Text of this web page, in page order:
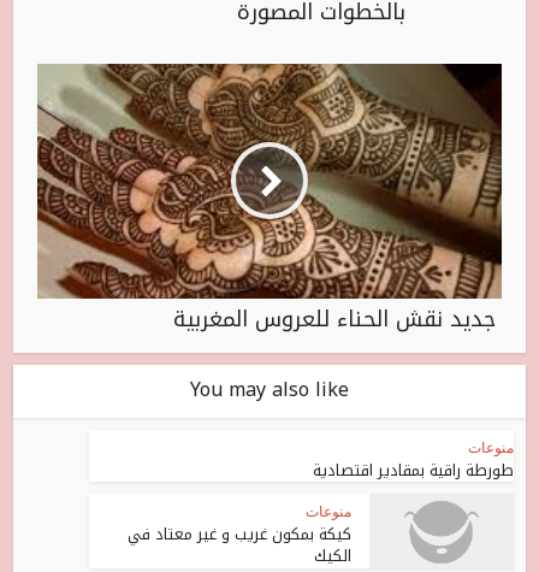
بالخطوات المصورة
جديد نقش الحناء للعروس المغربية
You may also like
منوعات
طورطة راقية بمقادير اقتصادية
منوعات
كيكة بمكون غريب و غير معتاد في
الكيك